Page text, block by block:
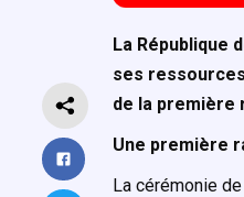
La République
ses
de la première
Une première
La cérémonie